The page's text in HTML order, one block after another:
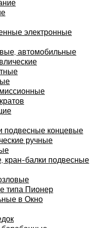
электронные
автомобильные
подвесные концевые
ручные
кран-балки подвесные
типа Пионер
в Окно